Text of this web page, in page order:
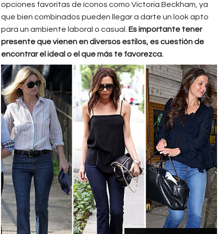
opciones favoritas de íconos como Victoria Beckham, ya
que bien combinados pueden llegar a darte un look apto
para un ambiente laboral o casual. Es importante tener
presente que vienen en diversos estilos, es cuestión de
encontrar el ideal o el que más te favorezca.
victoria_beckham.jpg